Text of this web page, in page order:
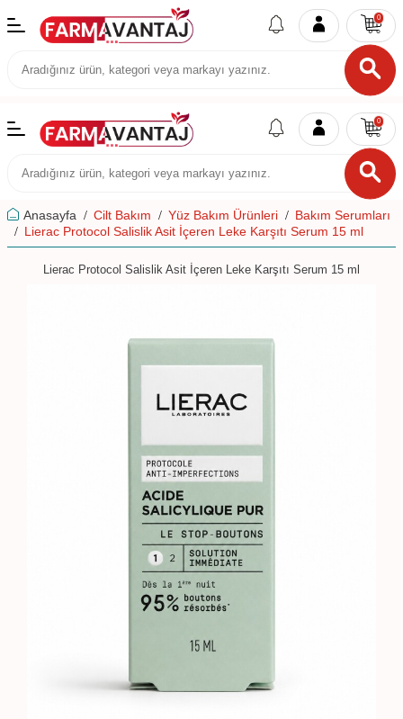
0
0
Anasayfa Cilt Bakım Yüz Bakım Ürünleri
Bakım Serumları
Lierac Protocol Salislik Asit İçeren Leke Karşıtı Serum 15 ml
Lierac Protocol Salislik Asit İçeren Leke Karşıtı Serum 15 ml